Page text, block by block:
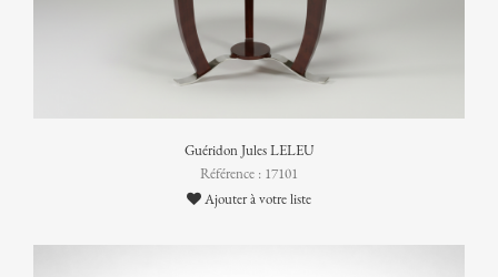
Guéridon Jules LELEU
Référence : 17101
Ajouter à votre liste